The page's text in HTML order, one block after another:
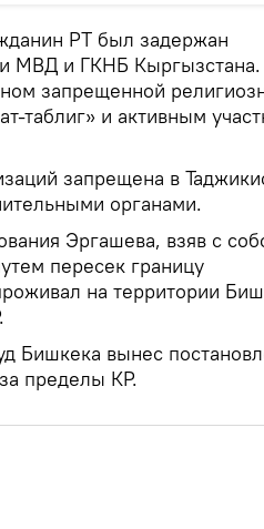
РТ был задержан
МВД и ГКНБ
запрещенной
таблиг» и активным
запрещена в
органами.
Эргашева, взяв с
пересек границу
на территории
Бишкека вынес
пределы КР.